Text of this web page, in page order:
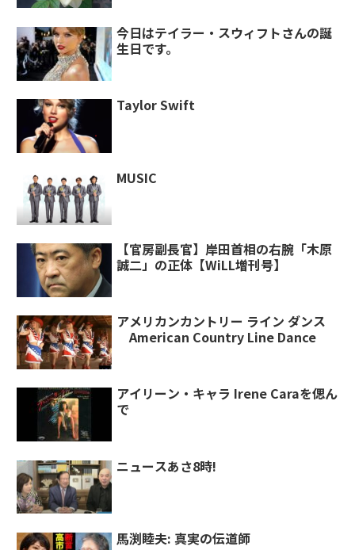
今日はテイラー・スウィフトさんの誕
生日です。
Taylor Swift
MUSIC
【官房副長官】岸田首相の右腕「木原
誠二」の正体【WiLL増刊号】
アメリカンカントリー ライン ダンス
American Country Line Dance
アイリーン・キャラ Irene Caraを偲ん
で
ニュースあさ8時!
馬渕睦夫: 真実の伝道師